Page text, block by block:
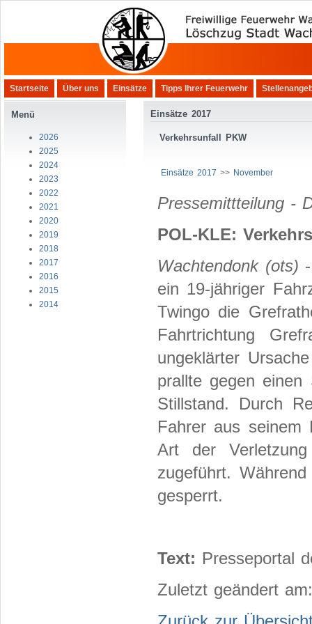
Startseite Über uns Einsätze Tipps Ihrer Feuerwehr
Menü
2026
2025
2024
2023
2022
2021
2020
2019
2018
2017
2016
2015
2014
Einsätze 2017
Verkehrsunfall PKW
Einsätze 2017 >> November
Pressemittteilung -
POL-KLE:
Wachtendonk (ots)
ein 19-jähriger
Twingo die
Fahrtrichtung
ungeklärter
prallte gegen
Stillstand. Durch
Fahrer aus seinem
Art der Verletzung
zugeführt.
gesperrt.
Text: Presseportal
Zuletzt geändert